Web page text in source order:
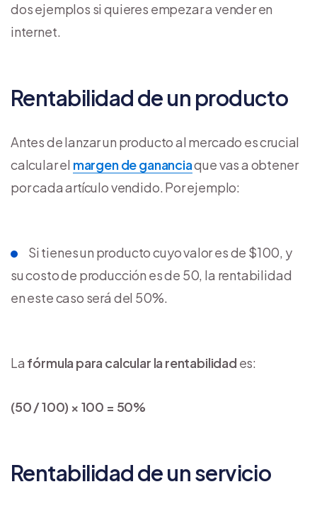
dos ejemplos si quieres empezar a vender en
internet.
Rentabilidad de un producto
Antes de lanzar un producto al mercado es crucial
calcular el margen de gananciaque vas a obtener
por cada artículo vendido. Por ejemplo:
Si tienes un producto cuyo valor es de $100, y
su costo de producción es de 50, la rentabilidad
en este caso será del 50%.
La fórmula para calcular la rentabilidad es:
(50 / 100) × 100 = 50%
Rentabilidad de un servicio